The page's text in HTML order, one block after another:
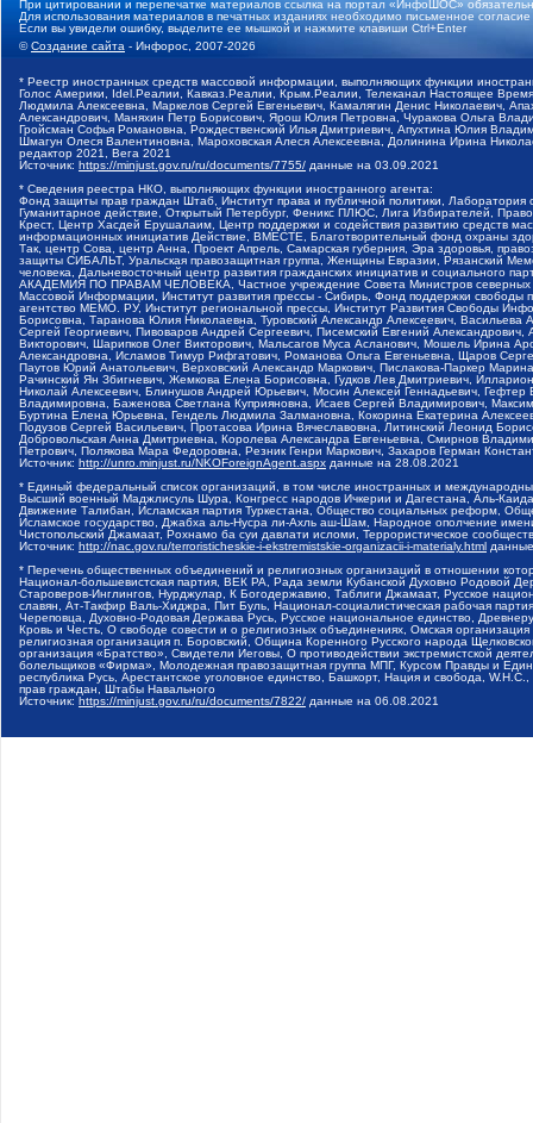
При цитировании и перепечатке материалов ссылка на портал «ИнфоШОС»
Для использования материалов в печатных изданиях необходимо письменное
Если вы увидели ошибку, выделите ее мышкой и нажмите клавиши Ctrl+Enter
©Создание сайта - Инфорос, 2007-2026
* Реестр иностранных средств массовой информации, выполняющих функции
Голос Америки, Idel.Реалии, Кавказ.Реалии, Крым.Реалии, Телеканал Настоящее
Людмила Алексеевна, Маркелов Сергей Евгеньевич, Камалягин Денис Николаевич,
Александрович, Маняхин Петр Борисович, Ярош Юлия Петровна, Чуракова Ольга
Гройсман Софья Романовна, Рождественский Илья Дмитриевич, Апухтина Юлия
Шмагун Олеся Валентиновна, Мароховская Алеся Алексеевна, Долинина Ирина
редактор 2021, Вега 2021
Источник: https://minjust.gov.ru/ru/documents/7755/ данные на 03.09.2021
* Сведения реестра НКО, выполняющих функции иностранного агента:
Фонд защиты прав граждан Штаб, Институт права и публичной политики,
Гуманитарное действие, Открытый Петербург, Феникс ПЛЮС, Лига Избирателей,
Крест, Центр Хасдей Ерушалаим, Центр поддержки и содействия развитию средств
информационных инициатив Действие, ВМЕСТЕ, Благотворительный фонд охраны
Так, центр Сова, центр Анна, Проект Апрель, Самарская губерния, Эра здоровья,
защиты СИБАЛЬТ, Уральская правозащитная группа, Женщины Евразии, Рязанский
человека, Дальневосточный центр развития гражданских инициатив и социального
АКАДЕМИЯ ПО ПРАВАМ ЧЕЛОВЕКА, Частное учреждение Совета Министров северных
Массовой Информации, Институт развития прессы - Сибирь, Фонд поддержки
агентство МЕМО. РУ, Институт региональной прессы, Институт Развития Свободы
Борисовна, Таранова Юлия Николаевна, Туровский Александр Алексеевич,
Сергей Георгиевич, Пивоваров Андрей Сергеевич, Писемский Евгений
Викторович, Шарипков Олег Викторович, Мальсагов Муса Асланович, Мошель Ирина
Александровна, Исламов Тимур Рифгатович, Романова Ольга Евгеньевна, Щаров
Паутов Юрий Анатольевич, Верховский Александр Маркович, Пислакова-Паркер
Рачинский Ян Збигневич, Жемкова Елена Борисовна, Гудков Лев Дмитриевич,
Николай Алексеевич, Блинушов Андрей Юрьевич, Мосин Алексей Геннадьевич,
Владимировна, Баженова Светлана Куприяновна, Исаев Сергей Владимирович,
Буртина Елена Юрьевна, Гендель Людмила Залмановна, Кокорина Екатерина
Подузов Сергей Васильевич, Протасова Ирина Вячеславовна, Литинский Леонид
Добровольская Анна Дмитриевна, Королева Александра Евгеньевна, Смирнов
Петрович, Полякова Мара Федоровна, Резник Генри Маркович, Захаров Герман
Источник: http://unro.minjust.ru/NKOForeignAgent.aspx данные на 28.08.2021
* Единый федеральный список организаций, в том числе иностранных и
Высший военный Маджлисуль Шура, Конгресс народов Ичкерии и Дагестана, Аль-
Движение Талибан, Исламская партия Туркестана, Общество социальных реформ,
Исламское государство, Джабха аль-Нусра ли-Ахль аш-Шам, Народное ополчение
Чистопольский Джамаат, Рохнамо ба суи давлати исломи, Террористическое
Источник: http://nac.gov.ru/terroristicheskie-i-ekstremistskie-organizacii-i-materialy.html
* Перечень общественных объединений и религиозных организаций в отношении
Национал-большевистская партия, ВЕК РА, Рада земли Кубанской Духовно Родовой
Староверов-Инглингов, Нурджулар, К Богодержавию, Таблиги Джамаат, Русское
славян, Ат-Такфир Валь-Хиджра, Пит Буль, Национал-социалистическая рабочая
Череповца, Духовно-Родовая Держава Русь, Русское национальное единство,
Кровь и Честь, О свободе совести и о религиозных объединениях, Омская
религиозная организация п. Боровский, Община Коренного Русского народа
организация «Братство», Свидетели Иеговы, О противодействии экстремистской
болельщиков «Фирма», Молодежная правозащитная группа МПГ, Курсом Правды и
республика Русь, Арестантское уголовное единство, Башкорт, Нация и свобода,
прав граждан, Штабы Навального
Источник: https://minjust.gov.ru/ru/documents/7822/ данные на 06.08.2021